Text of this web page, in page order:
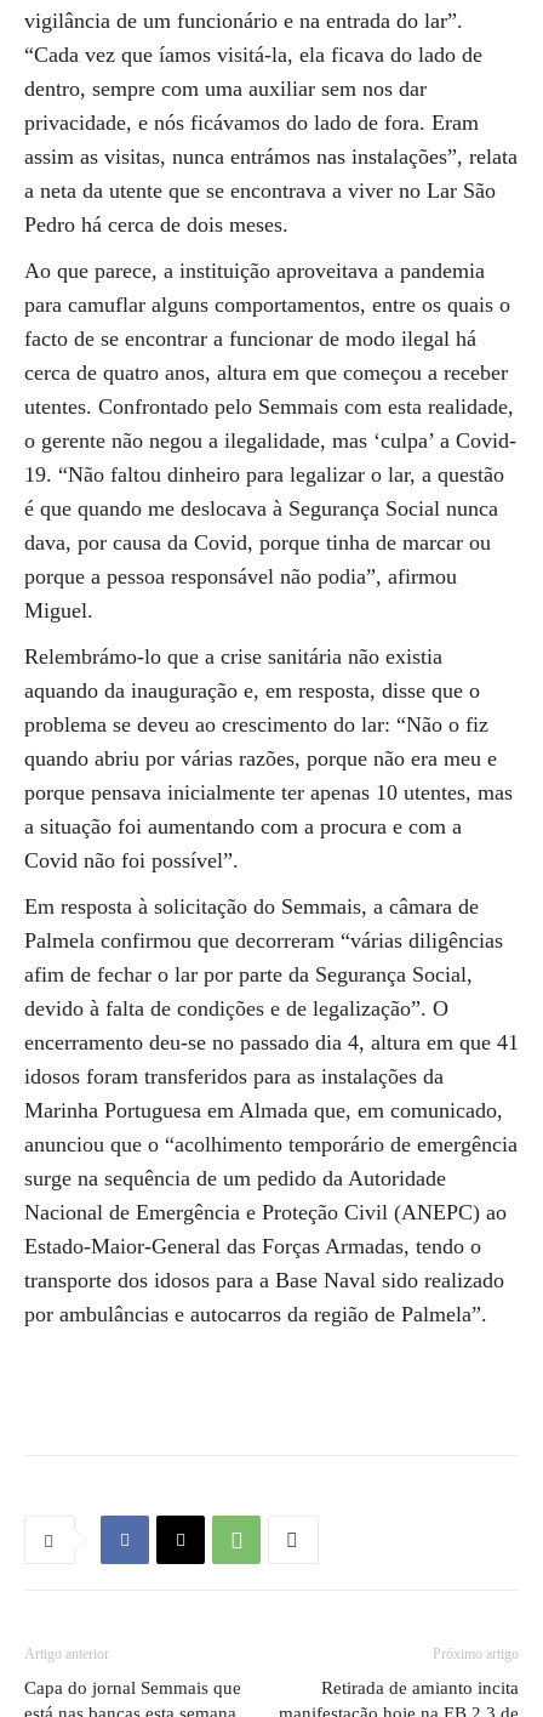
vigilância de um funcionário e na entrada do lar”.
“Cada vez que íamos visitá-la, ela ficava do lado de
dentro, sempre com uma auxiliar sem nos dar
privacidade, e nós ficávamos do lado de fora. Eram
assim as visitas, nunca entrámos nas instalações”, relata
a neta da utente que se encontrava a viver no Lar São
Pedro há cerca de dois meses.
Ao que parece, a instituição aproveitava a pandemia
para camuflar alguns comportamentos, entre os quais o
facto de se encontrar a funcionar de modo ilegal há
cerca de quatro anos, altura em que começou a receber
utentes. Confrontado pelo Semmais com esta realidade,
o gerente não negou a ilegalidade, mas ‘culpa’ a Covid-
19. “Não faltou dinheiro para legalizar o lar, a questão
é que quando me deslocava à Segurança Social nunca
dava, por causa da Covid, porque tinha de marcar ou
porque a pessoa responsável não podia”, afirmou
Miguel.
Relembrámo-lo que a crise sanitária não existia
aquando da inauguração e, em resposta, disse que o
problema se deveu ao crescimento do lar: “Não o fiz
quando abriu por várias razões, porque não era meu e
porque pensava inicialmente ter apenas 10 utentes, mas
a situação foi aumentando com a procura e com a
Covid não foi possível”.
Em resposta à solicitação do Semmais, a câmara de
Palmela confirmou que decorreram “várias diligências
afim de fechar o lar por parte da Segurança Social,
devido à falta de condições e de legalização”. O
encerramento deu-se no passado dia 4, altura em que 41
idosos foram transferidos para as instalações da
Marinha Portuguesa em Almada que, em comunicado,
anunciou que o “acolhimento temporário de emergência
surge na sequência de um pedido da Autoridade
Nacional de Emergência e Proteção Civil (ANEPC) ao
Estado-Maior-General das Forças Armadas, tendo o
transporte dos idosos para a Base Naval sido realizado
por ambulâncias e autocarros da região de Palmela”.
Artigo anterior
Capa do jornal Semmais que
Próximo artigo
Retirada de amianto incita